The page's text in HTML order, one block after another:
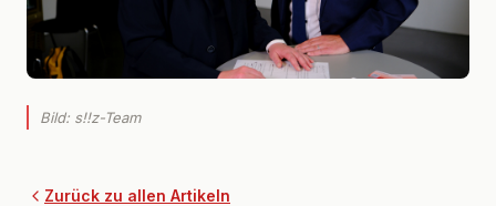
Bild: s!!z-Team
Zurück zu allen Artikeln